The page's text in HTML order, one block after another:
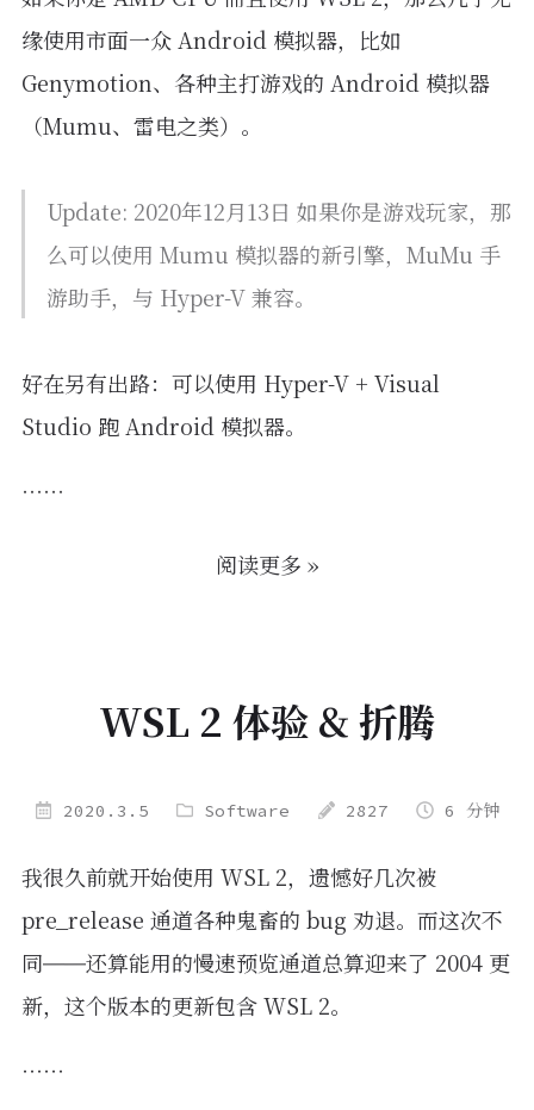
缘使用市面一众 Android 模拟器，比如
Genymotion、各种主打游戏的 Android 模拟器
（Mumu、雷电之类）。
Update: 2020年12月13日 如果你是游戏玩家，那
么可以使用 Mumu 模拟器的新引擎，MuMu 手
游助手，与 Hyper-V 兼容。
好在另有出路：可以使用 Hyper-V + Visual
Studio 跑 Android 模拟器。
……
阅读更多 »
WSL 2 体验 & 折腾
2020.3.5 Software 2827 6 分钟
我很久前就开始使用 WSL 2，遗憾好几次被
pre_release 通道各种鬼畜的 bug 劝退。而这次不
同——还算能用的慢速预览通道总算迎来了 2004 更
新，这个版本的更新包含 WSL 2。
……